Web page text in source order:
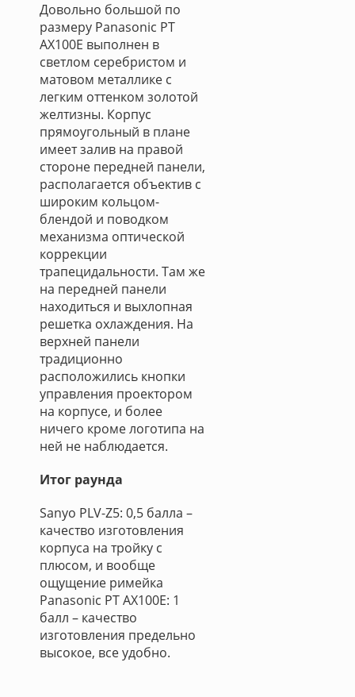
Довольно большой по
размеру Panasonic PT
AX100E выполнен в
светлом серебристом и
матовом металлике с
легким оттенком золотой
желтизны. Корпус
прямоугольный в плане
имеет залив на правой
стороне передней панели,
располагается объектив с
широким кольцом-
блендой и поводком
механизма оптической
коррекции
трапецидальности. Там же
на передней панели
находиться и выхлопная
решетка охлаждения. На
верхней панели
традиционно
расположились кнопки
управления проектором
на корпусе, и более
ничего кроме логотипа на
ней не наблюдается.
Итог раунда
Sanyo PLV-Z5: 0,5 балла –
качество изготовления
корпуса на тройку с
плюсом, и вообще
ощущение римейка
Panasonic PT AX100E: 1
балл – качество
изготовления предельно
высокое, все удобно.